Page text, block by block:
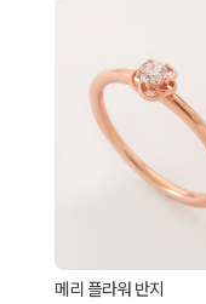
메리 플라워 반지